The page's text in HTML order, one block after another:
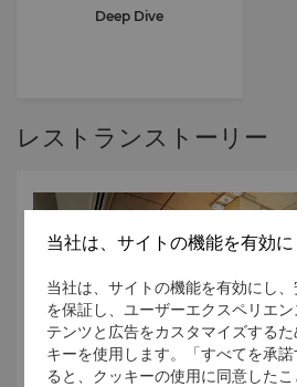
Deep Dive
レストランストーリー
当社は、サイトの機能を有効に
当社は、サイトの機能を有効にし
を保証し、ユーザーエクスペリエ
テンツと広告をカスタマイズする
キーを使用します。「すべてを承
ると、クッキーの使用に同意した